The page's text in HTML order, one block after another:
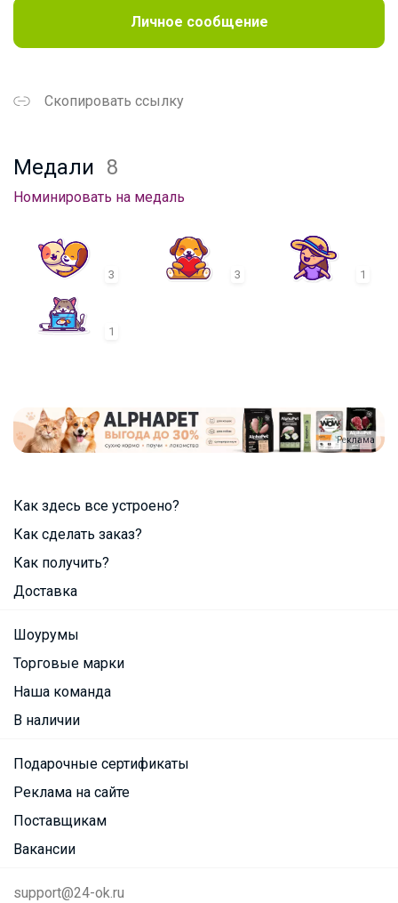
Личное сообщение
Скопировать ссылку
Медали 8
Номинировать на медаль
3 3 1
1
Реклама
Как здесь все устроено?
Как сделать заказ?
Как получить?
Доставка
Шоурумы
Торговые марки
Наша команда
В наличии
Подарочные сертификаты
Реклама на сайте
Поставщикам
Вакансии
support@24-ok.ru